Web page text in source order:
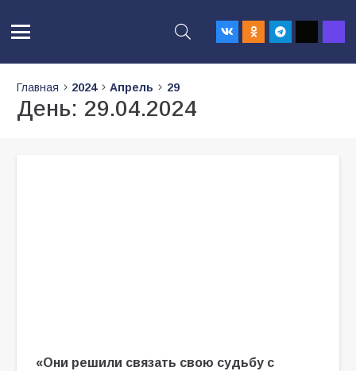
Главная 2024 Апрель 29
День: 29.04.2024
«Они решили связать свою судьбу с